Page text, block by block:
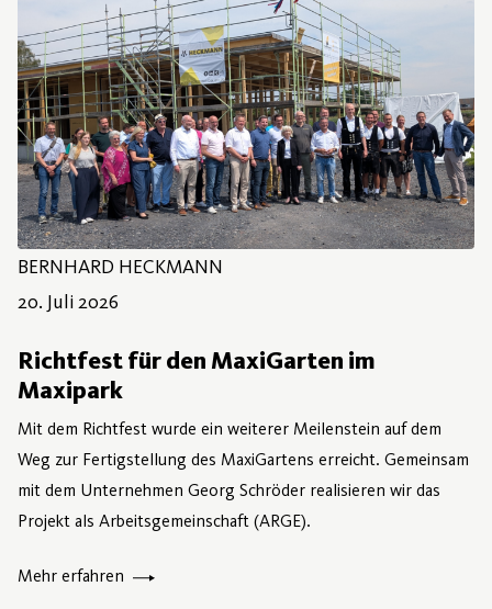
BERNHARD HECKMANN
20. Juli 2026
Richtfest für den MaxiGarten im
Maxipark
Mit dem Richtfest wurde ein weiterer Meilenstein auf dem
Weg zur Fertigstellung des MaxiGartens erreicht. Gemeinsam
mit dem Unternehmen Georg Schröder realisieren wir das
Projekt als Arbeitsgemeinschaft (ARGE).
Mehr erfahren